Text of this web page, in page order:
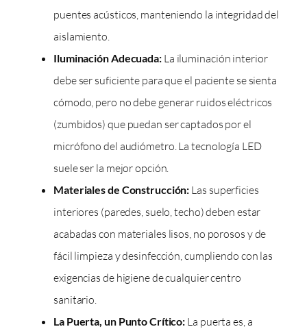
puentes acústicos, manteniendo la integridad del
aislamiento.
Iluminación Adecuada:La iluminación interior
debe ser suficiente para que el paciente se sienta
cómodo, pero no debe generar ruidos eléctricos
(zumbidos) que puedan ser captados por el
micrófono del audiómetro. La tecnología LED
suele ser la mejor opción.
Materiales de Construcción: Las superficies
interiores (paredes, suelo, techo) deben estar
acabadas con materiales lisos, no porosos y de
fácil limpieza y desinfección, cumpliendo con las
exigencias de higiene de cualquier centro
sanitario.
La Puerta, un Punto Crítico: La puerta es, a